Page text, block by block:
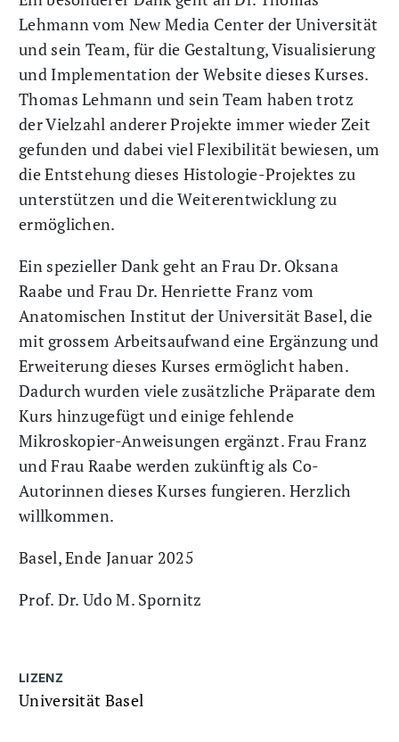
Lehmann vom New Media Center der Universität
und sein Team, für die Gestaltung, Visualisierung
und Implementation der Website dieses Kurses.
Thomas Lehmann und sein Team haben trotz
der Vielzahl anderer Projekte immer wieder Zeit
gefunden und dabei viel Flexibilität bewiesen, um
die Entstehung dieses Histologie-Projektes zu
unterstützen und die Weiterentwicklung zu
ermöglichen.
Ein spezieller Dank geht an Frau Dr. Oksana
Raabe und Frau Dr. Henriette Franz vom
Anatomischen Institut der Universität Basel, die
mit grossem Arbeitsaufwand eine Ergänzung und
Erweiterung dieses Kurses ermöglicht haben.
Dadurch wurden viele zusätzliche Präparate dem
Kurs hinzugefügt und einige fehlende
Mikroskopier-Anweisungen ergänzt. Frau Franz
und Frau Raabe werden zukünftig als Co-
Autorinnen dieses Kurses fungieren. Herzlich
willkommen.
Basel, Ende Januar 2025
Prof. Dr. Udo M. Spornitz
LIZENZ
Universität Basel